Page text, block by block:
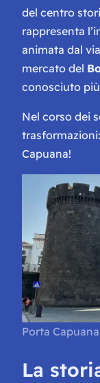
del centro
rappresenta
animata dal
mercato del
conosciuto
Nel corso dei
Capuana!
Porta
La